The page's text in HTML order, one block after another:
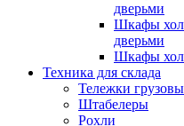
дверьми
Шкафы
дверьми
Шкафы
Техника для склада
Тележки
Штабелеры
Рохли